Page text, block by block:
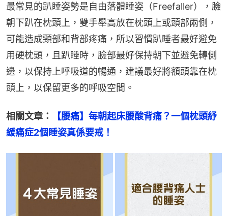
最常見的趴睡姿勢是自由落體睡姿（Freefaller），臉
朝下趴在枕頭上，雙手舉高放在枕頭上或頭部兩側，
可能造成頸部和背部疼痛，所以習慣趴睡者最好避免
用硬枕頭，且趴睡時，臉部最好保持朝下並避免轉側
邊，以保持上呼吸道的暢通，建議最好將額頭靠在枕
頭上，以保留更多的呼吸空間。
相關文章：
【腰痛】每朝起床腰酸背痛？一個枕頭紓
緩痛症2個睡姿真係要戒！